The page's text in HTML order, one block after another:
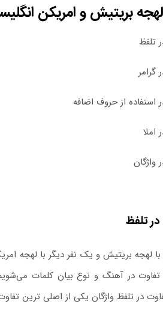
بریتیش و امریکن
تلفظ
گرامر
استفاده از حروف اضافه
املا
واژگان
تلفظ
با لهجه بریتیش و یک نفر دیگر با لهجه
در آهنگ و نوع بیان کلمات
در تلفظ واژگان یکی از اصلی ترین